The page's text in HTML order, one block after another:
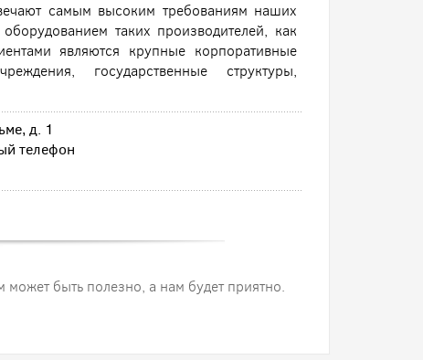
самым высоким требованиям наших
таких производителей, как
являются крупные корпоративные
государственные структуры,
д. 1
телефон
может быть полезно, а нам будет приятно.